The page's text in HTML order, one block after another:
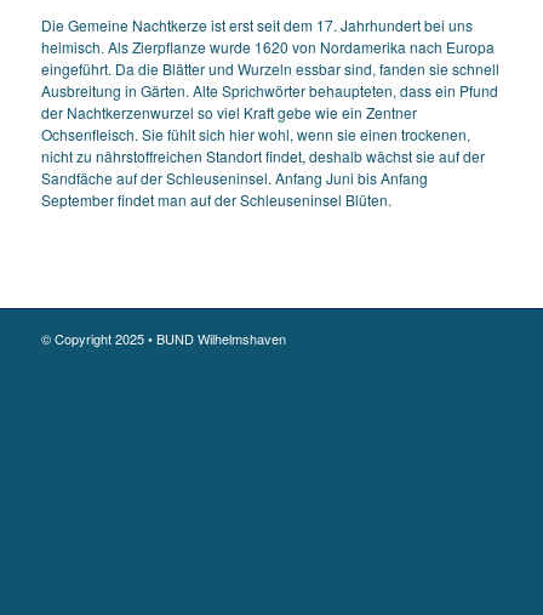
Die Gemeine Nachtkerze ist erst seit dem 17. Jahrhundert bei uns
heimisch. Als Zierpflanze wurde 1620 von Nordamerika nach Europa
eingeführt. Da die Blätter und Wurzeln essbar sind, fanden sie schnell
Ausbreitung in Gärten. Alte Sprichwörter behaupteten, dass ein Pfund
der Nachtkerzenwurzel so viel Kraft gebe wie ein Zentner
Ochsenfleisch. Sie fühlt sich hier wohl, wenn sie einen trockenen,
nicht zu nährstoffreichen Standort findet, deshalb wächst sie auf der
Sandfäche auf der Schleuseninsel. Anfang Juni bis Anfang
September findet man auf der Schleuseninsel Blüten.
© Copyright 2025 • BUND Wilhelmshaven